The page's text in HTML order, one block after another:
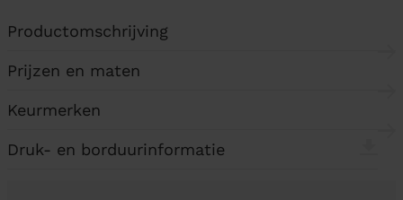
Productomschrijving
Prijzen en maten
Keurmerken
Druk- en borduurinformatie